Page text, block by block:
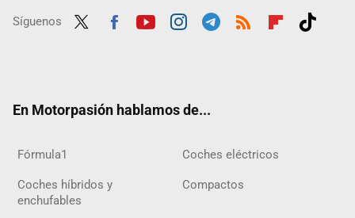
Síguenos
En Motorpasión hablamos de...
Fórmula1 Coches eléctricos
Coches híbridos y
enchufables
Compactos